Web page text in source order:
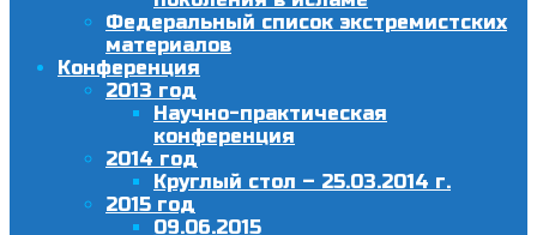
Федеральный список экстремистских
материалов
Конференция
2013 год
Научно-практическая
конференция
2014 год
Круглый стол – 25.03.2014 г.
2015 год
09.06.2015